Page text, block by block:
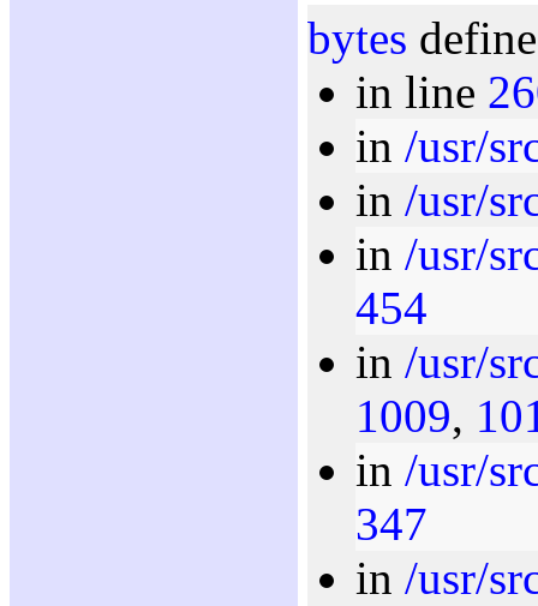
bytes
in line
in /usr/
in /usr/
in /usr/
454
in /usr/
1009,
in /usr/
347
in /usr/